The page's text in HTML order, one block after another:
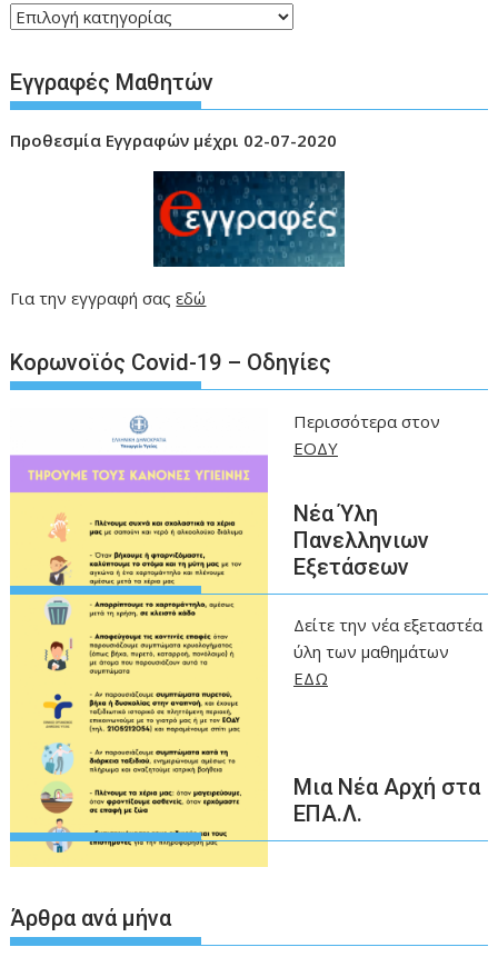
Kατηγορίες
Εγγραφές Μαθητών
Προθεσμία Εγγραφών μέχρι 02-07-2020
Για την εγγραφή σαςεδώ
Kορωνοϊός Covid-19 – Οδηγίες
Περισσότερα στον
ΕΟΔΥ
Νέα Ύλη
Πανελληνιων
Εξετάσεων
Δείτε την νέα εξεταστέα
ύλη των μαθημάτων
ΕΔΩ
Μια Νέα Αρχή στα
ΕΠΑ.Λ.
Άρθρα ανά μήνα